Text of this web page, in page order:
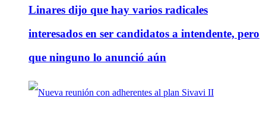
Linares dijo que hay varios radicales
interesados en ser candidatos a intendente, pero
que ninguno lo anunció aún